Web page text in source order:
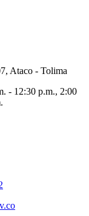
Ataco - Tolima
- 12:30 p.m., 2:00